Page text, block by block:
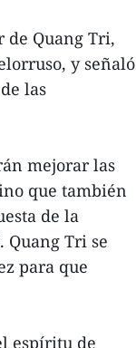
de Quang Tri,
y señaló
las
mejorar las
que también
de la
Tri se
para que
espíritu de